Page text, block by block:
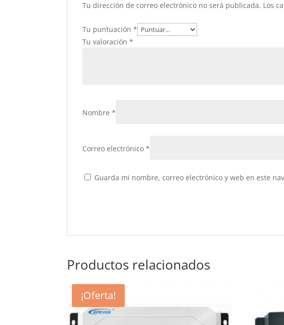
Tu dirección de correo electrónico no será publicada. Los
Tu puntuación*
Tu valoración*
Nombre*
Correo electrónico*
Guarda mi nombre, correo electrónico y web en este
Productos relacionados
¡Oferta!